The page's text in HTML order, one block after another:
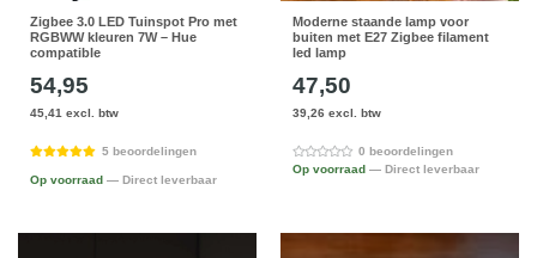
Zigbee 3.0 LED Tuinspot Pro met
RGBWW kleuren 7W – Hue
compatible
54,95
45,41 excl. btw
5 beoordelingen
Op voorraad — Direct leverbaar
Moderne staande lamp voor
buiten met E27 Zigbee filament
led lamp
47,50
39,26 excl. btw
0 beoordelingen
Op voorraad — Direct leverbaar